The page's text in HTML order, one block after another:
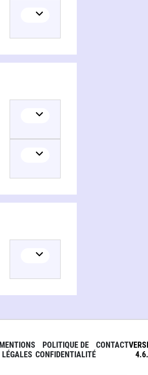
MENTIONS
LÉGALES
POLITIQUE DE
CONFIDENTIALITÉ
CONTACT